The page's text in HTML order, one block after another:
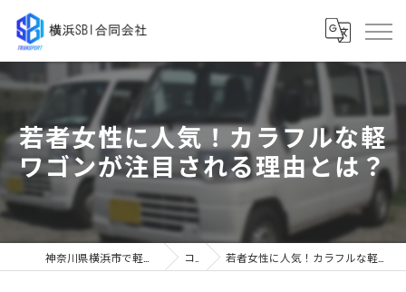
若者女性に人気！カラフルな軽
ワゴンが注目される理由とは？
コラム 若者女性に人気！カラフルな軽ワゴンが軽貨物業界で注目される理由とは？